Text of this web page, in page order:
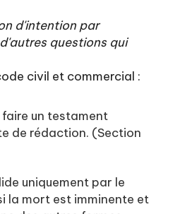
d'intention par
questions qui
civil et commercial :
un testament
de rédaction. (Section
uniquement par le
la mort est imminente et